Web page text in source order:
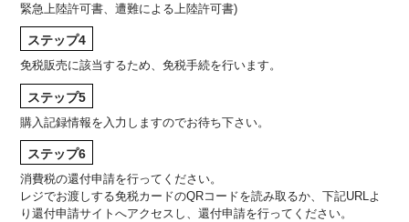
緊急上陸許可書、遭難による上陸許可書)
ステップ4
免税販売に該当するため、免税手続を行います。
ステップ5
購入記録情報を入力しますのでお待ち下さい。
ステップ6
消費税の還付申請を行ってください。
レジでお渡しする免税カードのQRコードを読み取るか、下記URLよ
り還付申請サイトへアクセスし、還付申請を行ってください。